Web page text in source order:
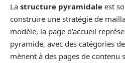
La structure pyramidale est
construire une stratégie de
modèle, la page d’accueil
pyramide, avec des catégories
mènent à des pages de contenu